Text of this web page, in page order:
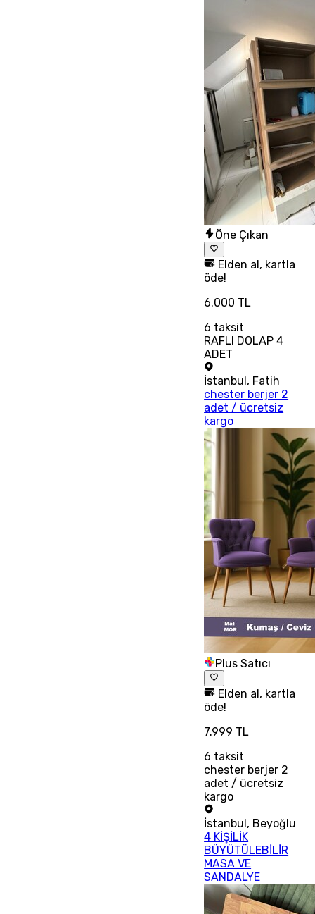
Öne Çıkan
Elden al, kartla
öde!
6.000 TL
6 taksit
RAFLI DOLAP 4
ADET
İstanbul , Fatih
chester berjer 2
adet / ücretsiz
kargo
Plus Satıcı
Elden al, kartla
öde!
7.999 TL
6 taksit
chester berjer 2
adet / ücretsiz
kargo
İstanbul, Beyoğlu
4 KİŞİLİK
BÜYÜTÜLEBİLİR
MASA VE
SANDALYE